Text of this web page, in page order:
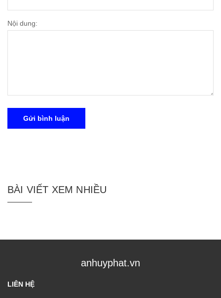
Nội dung:
Gửi bình luận
BÀI VIẾT XEM NHIỀU
anhuyphat.vn
LIÊN HỆ